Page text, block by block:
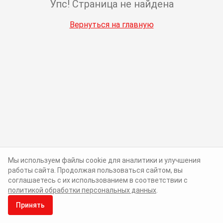
Упс! Страница не найдена
Вернуться на главную
Мы используем файлы cookie для аналитики и улучшения
работы сайта. Продолжая пользоваться сайтом, вы
соглашаетесь с их использованием в соответствии с
политикой обработки персональных данных
Принять